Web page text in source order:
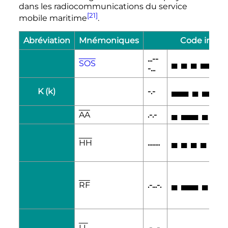
dans les radiocommunications du service
mobile maritime[21].
Abréviation Mnémoniques Code
SOS
...--
-...
▄ ▄ ▄ ▄▄▄
K (k) -.- ▄▄▄ ▄ ▄▄▄
AA .-.- ▄ ▄▄▄ ▄
HH ........ ▄ ▄ ▄ ▄
RF .-...-. ▄ ▄▄▄ ▄